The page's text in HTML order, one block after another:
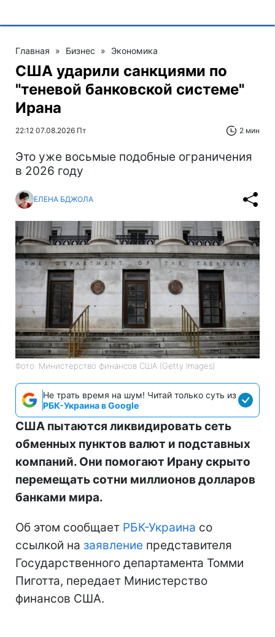
Главная » Бизнес » Экономика
США ударили санкциями по
"теневой банковской системе"
Ирана
22:12 07.08.2026 Пт 2 мин
Это уже восьмые подобные ограничения
в 2026 году
ЕЛЕНА БДЖОЛА
Фото: Министерство финансов СШA (Getty Images)
Не трать время на шум! Читай только суть из
РБК-Украина в Google
США пытаются ликвидировать сеть
обменных пунктов валют и подставных
компаний. Они помогают Ирану скрыто
перемещать сотни миллионов долларов
банками мира.
Об этом сообщает РБК-Украина со
ссылкой на заявление представителя
Государственного департамента Томми
Пиготта, передает Министерство
финансов США.